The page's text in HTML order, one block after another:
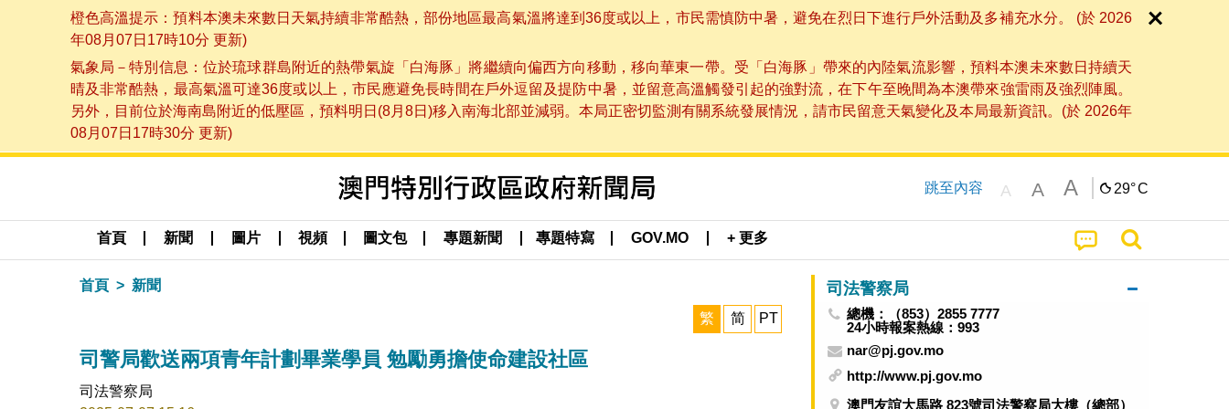
橙色高溫提示：預料本澳未來數日天氣持續非常酷熱，部份地區最高氣溫將達到36度或以上，市民需慎防中暑，避免在烈日下進行戶外活動及多補充水分。 (於 2026
年08月07日17時10分 更新)
氣象局－特別信息：位於琉球群島附近的熱帶氣旋「白海豚」將繼續向偏西方向移動，移向華東一帶。受「白海豚」帶來的內陸氣流影響，預料本澳未來數日持續天
晴及非常酷熱，最高氣溫可達36度或以上，市民應避免長時間在戶外逗留及提防中暑，並留意高溫觸發引起的強對流，在下午至晚間為本澳帶來強雷雨及強烈陣風。
另外，目前位於海南島附近的低壓區，預料明日(8月8日)移入南海北部並減弱。本局正密切監測有關系統發展情況，請市民留意天氣變化及本局最新資訊。(於 2026年
08月07日17時30分 更新)
跳至內容 A A A 29°C
首頁 新聞 圖片 視頻 圖文包 專題新聞 專題特寫 GOV.MO + 更多
首頁 新聞
繁 简 PT
司警局歡送兩項青年計劃畢業學員 勉勵勇擔使命建設社區
司法警察局
司法警察局
總機：（853）2855 7777
24小時報案熱線：993
nar@pj.gov.mo
http://www.pj.gov.mo
澳門友誼大馬路 823號司法警察局大樓（總部）